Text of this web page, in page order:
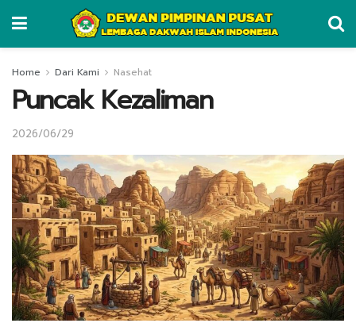
Home Dari Kami Nasehat
Puncak Kezaliman
2026/06/29